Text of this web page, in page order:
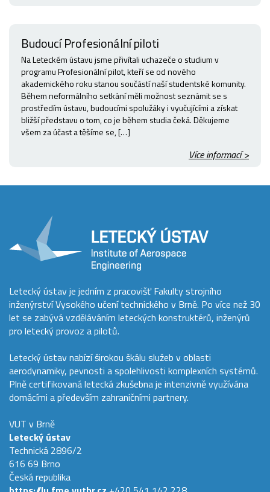
Budoucí Profesionální piloti
Na Leteckém ústavu jsme přivítali uchazeče o studium v
programu Profesionální pilot, kteří se od nového
akademického roku stanou součástí naší studentské komunity.
Během neformálního setkání měli možnost seznámit se s
prostředím ústavu, budoucími spolužáky i vyučujícími a získat
bližší představu o tom, co je během studia čeká. Děkujeme
všem za účast a těšíme se, […]
Více informací >
Letecký ústav je jedním z pracovišť Fakulty strojního
inženýrství Vysokého učení technického v Brně. Po více než 30
let se zabývá vzděláváním leteckých konstruktérů, inženýrů
pro letecký provoz a pilotů.
Letecký ústav nabízí širokou škálu služeb v oblasti
aerodynamiky, pevnosti a spolehlivosti komplexních systémů.
Plně certifikovaná letecká zkušebna je intenzivně využívána
domácími a především zahraničními partnery.
VUT v Brně
Letecký ústav
Technická 2896/2
616 69 Brno
Česká republika